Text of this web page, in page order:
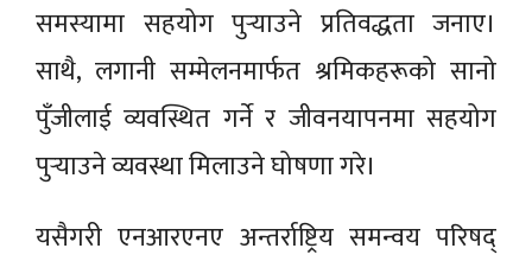
समस्यामा सहयोग पुर्‍याउने प्रतिवद्धता जनाए।
साथै, लगानी सम्मेलनमार्फत श्रमिकहरूको सानो
पुँजीलाई व्यवस्थित गर्ने र जीवनयापनमा सहयोग
पुर्‍याउने व्यवस्था मिलाउने घोषणा गरे।
यसैगरी एनआरएनए अन्तर्राष्ट्रिय समन्वय परिषद्